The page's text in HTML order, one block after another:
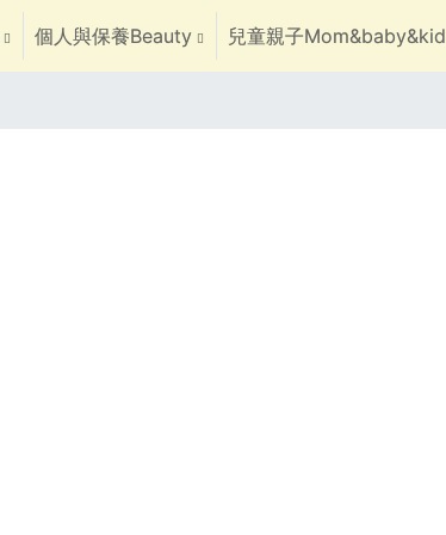
個人與保養Beauty 兒童親子Mom&baby&kid